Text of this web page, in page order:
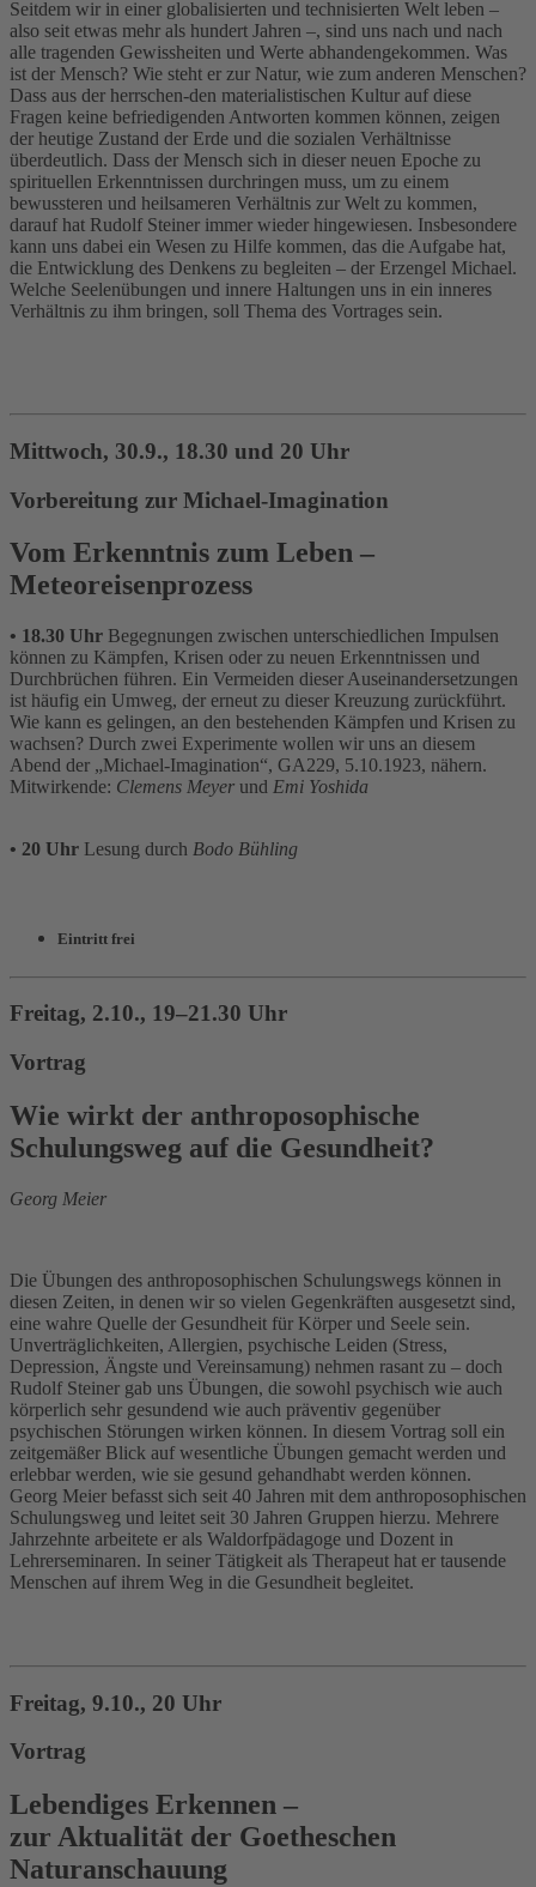
Seitdem wir in einer globalisierten und technisierten Welt leben –
also seit etwas mehr als hundert Jahren –, sind uns nach und nach
alle tragenden Gewissheiten und Werte abhandengekommen. Was
ist der Mensch? Wie steht er zur Natur, wie zum anderen Menschen?
Dass aus der herrschen-den materialistischen Kultur auf diese
Fragen keine befriedigenden Antworten kommen können, zeigen
der heutige Zustand der Erde und die sozialen Verhältnisse
überdeutlich. Dass der Mensch sich in dieser neuen Epoche zu
spirituellen Erkenntnissen durchringen muss, um zu einem
bewussteren und heilsameren Verhältnis zur Welt zu kommen,
darauf hat Rudolf Steiner immer wieder hingewiesen. Insbesondere
kann uns dabei ein Wesen zu Hilfe kommen, das die Aufgabe hat,
die Entwicklung des Denkens zu begleiten – der Erzengel Michael.
Welche Seelenübungen und innere Haltungen uns in ein inneres
Verhältnis zu ihm bringen, soll Thema des Vortrages sein.
Mittwoch, 30.9., 18.30 und 20 Uhr
Vorbereitung zur Michael-Imagination
Vom Erkenntnis zum Leben –
Meteoreisenprozess
• 18.30 Uhr Begegnungen zwischen unterschiedlichen Impulsen
können zu Kämpfen, Krisen oder zu neuen Erkenntnissen und
Durchbrüchen führen. Ein Vermeiden dieser Auseinandersetzungen
ist häufig ein Umweg, der erneut zu dieser Kreuzung zurückführt.
Wie kann es gelingen, an den bestehenden Kämpfen und Krisen zu
wachsen? Durch zwei Experimente wollen wir uns an diesem
Abend der „Michael-Imagination“, GA229, 5.10.1923, nähern.
Mitwirkende: Clemens Meyer und Emi Yoshida
• 20 Uhr Lesung durch Bodo Bühling
Eintritt frei
Freitag, 2.10., 19–21.30 Uhr
Vortrag
Wie wirkt der anthroposophische
Schulungsweg auf die Gesundheit?
Georg Meier
Die Übungen des anthroposophischen Schulungswegs können in
diesen Zeiten, in denen wir so vielen Gegenkräften ausgesetzt sind,
eine wahre Quelle der Gesundheit für Körper und Seele sein.
Unverträglichkeiten, Allergien, psychische Leiden (Stress,
Depression, Ängste und Vereinsamung) nehmen rasant zu – doch
Rudolf Steiner gab uns Übungen, die sowohl psychisch wie auch
körperlich sehr gesundend wie auch präventiv gegenüber
psychischen Störungen wirken können. In diesem Vortrag soll ein
zeitgemäßer Blick auf wesentliche Übungen gemacht werden und
erlebbar werden, wie sie gesund gehandhabt werden können.
Georg Meier befasst sich seit 40 Jahren mit dem anthroposophischen
Schulungsweg und leitet seit 30 Jahren Gruppen hierzu. Mehrere
Jahrzehnte arbeitete er als Waldorfpädagoge und Dozent in
Lehrerseminaren. In seiner Tätigkeit als Therapeut hat er tausende
Menschen auf ihrem Weg in die Gesundheit begleitet.
Freitag, 9.10., 20 Uhr
Vortrag
Lebendiges Erkennen –
zur Aktualität der Goetheschen
Naturanschauung